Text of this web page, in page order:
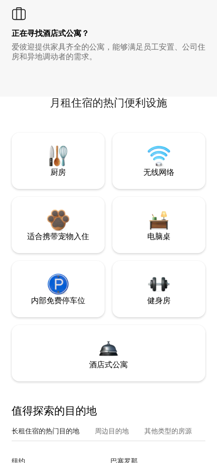
正在寻找酒店式公寓？
爱彼迎提供家具齐全的公寓，能够满足员工安置、公司住
房和异地调动者的需求。
月租住宿的热门便利设施
厨房 无线网络
适合携带宠物入住 电脑桌
内部免费停车位 健身房
酒店式公寓
值得探索的目的地
长租住宿的热门目的地 周边目的地 其他类型的房源
纽约 巴塞罗那